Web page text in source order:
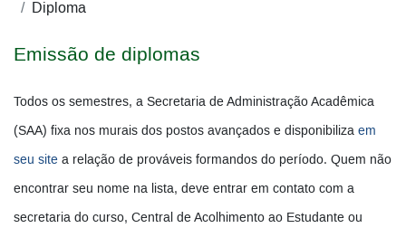
Diploma
Emissão de diplomas
Todos os semestres, a Secretaria de Administração Acadêmica
(SAA) fixa nos murais dos postos avançados e disponibiliza em
seu site a relação de prováveis formandos do período. Quem não
encontrar seu nome na lista, deve entrar em contato com a
secretaria do curso, Central de Acolhimento ao Estudante ou